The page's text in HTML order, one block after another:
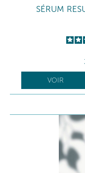
SÉRUM
VOIR